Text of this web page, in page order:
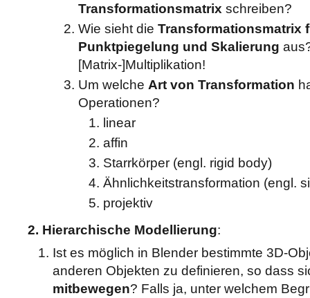
Transformationsmatrix schreiben?
Wie sieht die Transformationsmatrix
Punktpiegelung und Skalierung
[Matrix-]Multiplikation!
Um welche Art von Transformation
Operationen?
linear
affin
Starrkörper (engl. rigid body)
Ähnlichkeitstransformation (engl.
projektiv
2. Hierarchische Modellierung:
Ist es möglich in Blender bestimmte 3D-
anderen Objekten zu definieren, so dass
mitbewegen? Falls ja, unter welchem